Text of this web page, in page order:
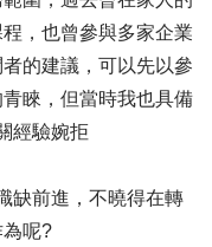
，也曾參與多家企業
的建議，可以先以參
睞，但當時我也具備
經驗婉拒
缺前進，不曉得在轉
呢?